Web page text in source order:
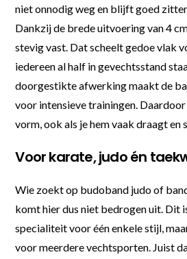
niet onnodig weg en blijft goed
Dankzij de brede uitvoering van 4
stevig vast. Dat scheelt gedoe vlak
iedereen al half in gevechtsstand
doorgestikte afwerking maakt de
voor intensieve trainingen.
vorm, ook als je hem vaak draagt en
Voor karate, judo én
Wie zoekt op budoband judo of
komt hier dus niet bedrogen uit. Dit
specialiteit voor één enkele stijl,
voor meerdere vechtsporten. Juist